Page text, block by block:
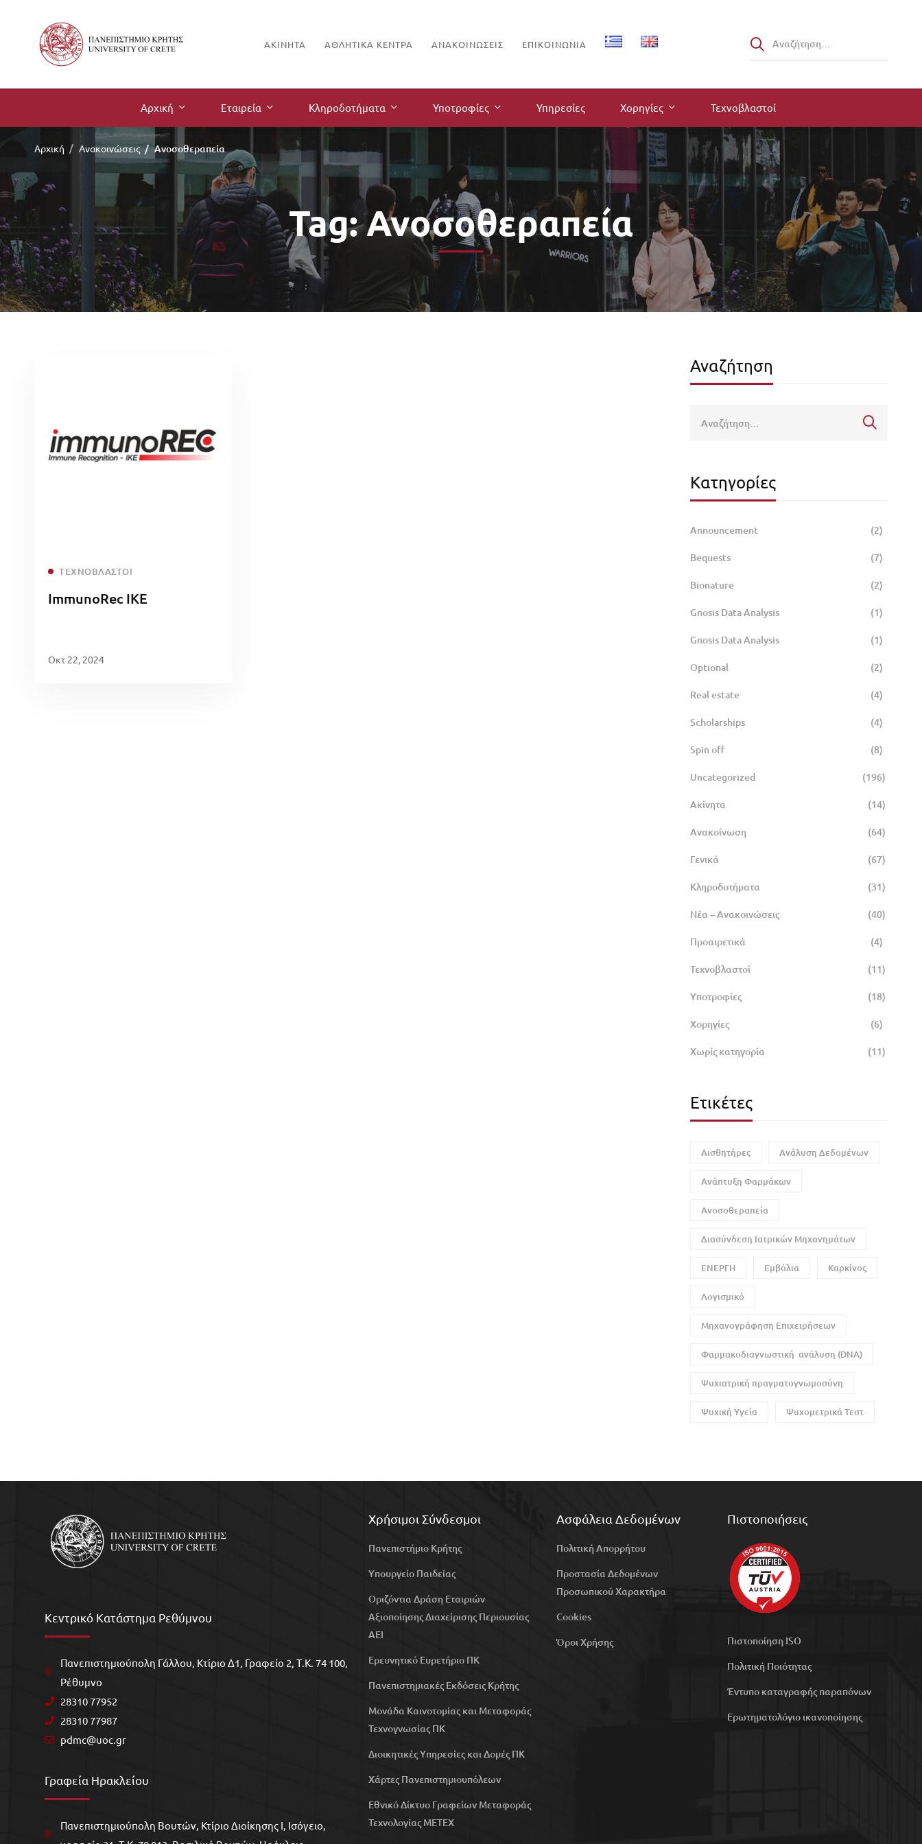
ΑΚΊΝΗΤΑ ΑΘΛΗΤΙΚΑ ΚΕΝΤΡΑ ΑΝΑΚΟΙΝΏΣΕΙΣ ΕΠΙΚΟΙΝΩΝΊΑ
Αρχική Εταιρεία Κληροδοτήματα Υποτροφίες Υπηρεσίες Χορηγίες Τεχνοβλαστοί
Αρχική Ανακοινώσεις Ανοσοθεραπεία
Tag: Ανοσοθεραπεία
ΤΕΧΝΟΒΛΑΣΤΟΊ
ImmunoRec IKE
Οκτ 22, 2024
Αναζήτηση
Κατηγορίες
Announcement (2)
Bequests (7)
Bionature (2)
Gnosis Data Analysis (1)
Gnosis Data Analysis (1)
Optional (2)
Real estate (4)
Scholarships (4)
Spin off (8)
Uncategorized (196)
Ακίνητα (14)
Ανακοίνωση (64)
Γενικά (67)
Κληροδοτήματα (31)
Νέα – Ανακοινώσεις (40)
Προαιρετικά (4)
Τεχνοβλαστοί (11)
Υποτροφίες (18)
Χορηγίες (6)
Χωρίς κατηγορία (11)
Ετικέτες
Αισθητήρες Ανάλυση Δεδομένων
Ανάπτυξη Φαρμάκων
Ανοσοθεραπεία
Διασύνδεση Ιατρικών Μηχανημάτων
ΕΝΕΡΓΗ Εμβόλια Καρκίνος
Λογισμικό
Μηχανογράφηση Επιχειρήσεων
Φαρμακοδιαγνωστική ανάλυση (DNA)
Ψυχιατρική πραγματογνωμοσύνη
Ψυχική Υγεία Ψυχομετρικά Τεστ
Κεντρικό Κατάστημα Ρεθύμνου
Πανεπιστημιούπολη Γάλλου, Kτίριο Δ1, Γραφείο 2, Τ.Κ. 74 100,
Ρέθυμνο
28310 77952
28310 77987
pdmc@uoc.gr
Γραφεία Ηρακλείου
Πανεπιστημιούπολη Βουτών, Κτίριο Διοίκησης Ι, Ισόγειο,
Χρήσιμοι Σύνδεσμοι
Πανεπιστήμιο Κρήτης
Υπουργείο Παιδείας
Οριζόντια Δράση Εταιριών
Αξιοποίησης Διαχείρισης Περιουσίας
ΑΕΙ
Ερευνητικό Ευρετήριο ΠΚ
Πανεπιστημιακές Εκδόσεις Κρήτης
Μονάδα Καινοτομίας και Μεταφοράς
Τεχνογνωσίας ΠΚ
Διοικητικές Υπηρεσίες και Δομές ΠΚ
Χάρτες Πανεπιστημιουπόλεων
Εθνικό Δίκτυο Γραφείων Μεταφοράς
Τεχνολογίας ΜΕΤΕΧ
Ασφάλεια Δεδομένων
Πολιτική Απορρήτου
Προστασία Δεδομένων
Προσωπικού Χαρακτήρα
Cookies
Όροι Χρήσης
Πιστοποιήσεις
Πιστοποίηση ISO
Πολιτική Ποιότητας
Έντυπο καταγραφής παραπόνων
Ερωτηματολόγιο ικανοποίησης